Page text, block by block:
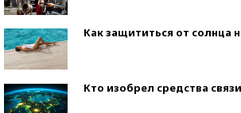
Как защититься от солнца
Кто изобрел средства